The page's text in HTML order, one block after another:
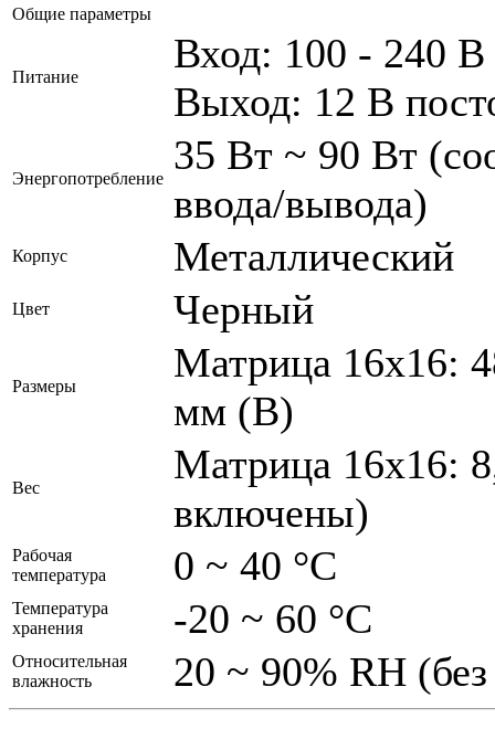
Общие параметры
Питание
Вход: 100 - 240 В
Выход: 12 В
Энергопотребление
35 Вт ~ 90 Вт
ввода/вывода)
Корпус Металлический
Цвет Черный
Размеры
Матрица 16x16:
мм (В)
Вес
Матрица 16x16:
включены)
Рабочая
температура
0 ~ 40 °C
Температура
хранения
-20 ~ 60 °C
Относительная
влажность
20 ~ 90% RH